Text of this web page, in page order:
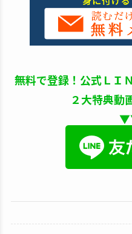
無料で登録！公式ＬＩ
２大特典動